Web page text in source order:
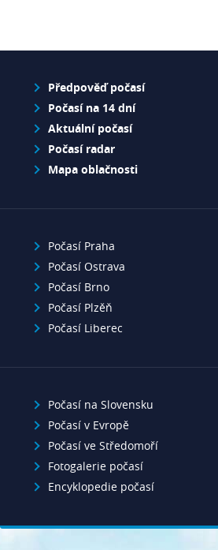
Předpověď počasí
Počasí na 14 dní
Aktuální počasí
Počasí radar
Mapa oblačnosti
Počasí Praha
Počasí Ostrava
Počasí Brno
Počasí Plzěň
Počasí Liberec
Počasí na Slovensku
Počasí v Evropě
Počasí ve Středomoří
Fotogalerie počasí
Encyklopedie počasí